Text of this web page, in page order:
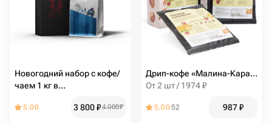
Новогодний набор с кофе/
чаем 1 кг в
5.00 3 800₽4 000₽
Дрип-кофе «Малина-Карамбола» 5 шт, Кантата
От 2 шт / 1974 ₽
5.0052 987₽